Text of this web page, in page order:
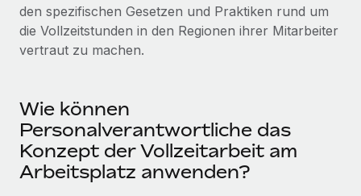
Mehr erfahren
den spezifischen Gesetzen und Praktiken rund um
die Vollzeitstunden in den Regionen ihrer Mitarbeiter
vertraut zu machen.
Wie können
Personalverantwortliche das
Konzept der Vollzeitarbeit am
Arbeitsplatz anwenden?